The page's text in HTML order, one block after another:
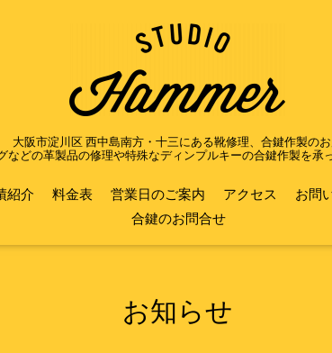
大阪市淀川区 西中島南方・十三にある靴修理、合鍵作製の
などの革製品の修理や特殊なディンプルキーの合鍵作製を承
紹介 料金表 営業日のご案内 アクセス お問
合鍵のお問合せ
お知らせ